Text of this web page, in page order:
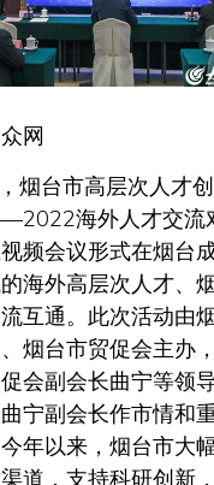
网
烟台市高层次人才
海外人才交流
频会议形式在烟台
海外高层次人才、
互通。此次活动由
烟台市贸促会主办
会副会长曲宁等领导
宁副会长作市情和
年以来，烟台市大
道，支持科研创新